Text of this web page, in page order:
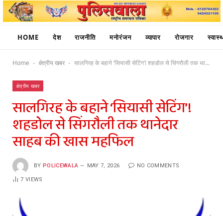
HOME देश राजनीति मनोरंजन व्यापार रोजगार
Home - क्षेत्रीय खबर - सालगिरह के बहाने ‘सियासी सेटिंग’! शहडोल से सिंगरौली तक थानेदार साहब की खास महफिल
क्षेत्रीय खबर
सालगिरह के बहाने ‘सियासी सेटिंग’!
शहडोल से सिंगरौली तक थानेदार
साहब की खास महफिल
BY POLICEWALA MAY 7, 2026 NO COMMENTS
7VIEWS